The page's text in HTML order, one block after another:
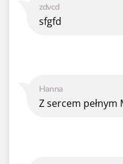
Hanna
Z sercem pełnym
zdvcd
sfgfd